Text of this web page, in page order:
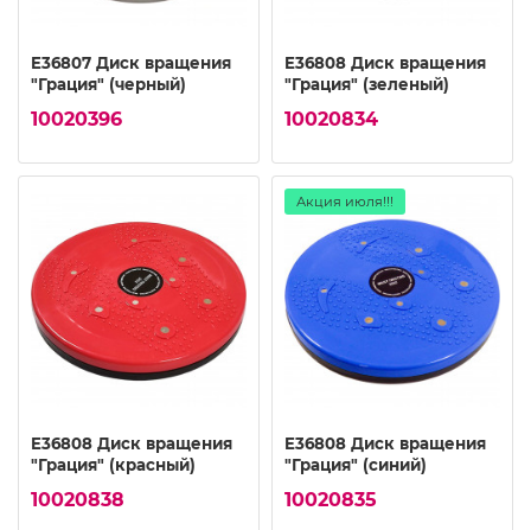
E36807 Диск вращения
"Грация" (черный)
10020396
E36808 Диск вращения
"Грация" (зеленый)
10020834
E36808 Диск вращения
"Грация" (красный)
10020838
Акция июля!!!
E36808 Диск вращения
"Грация" (синий)
10020835